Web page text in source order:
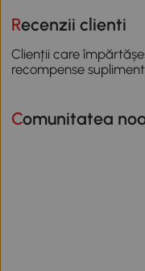
Recenzii clienti
Clienții care
recompense
Comunitatea